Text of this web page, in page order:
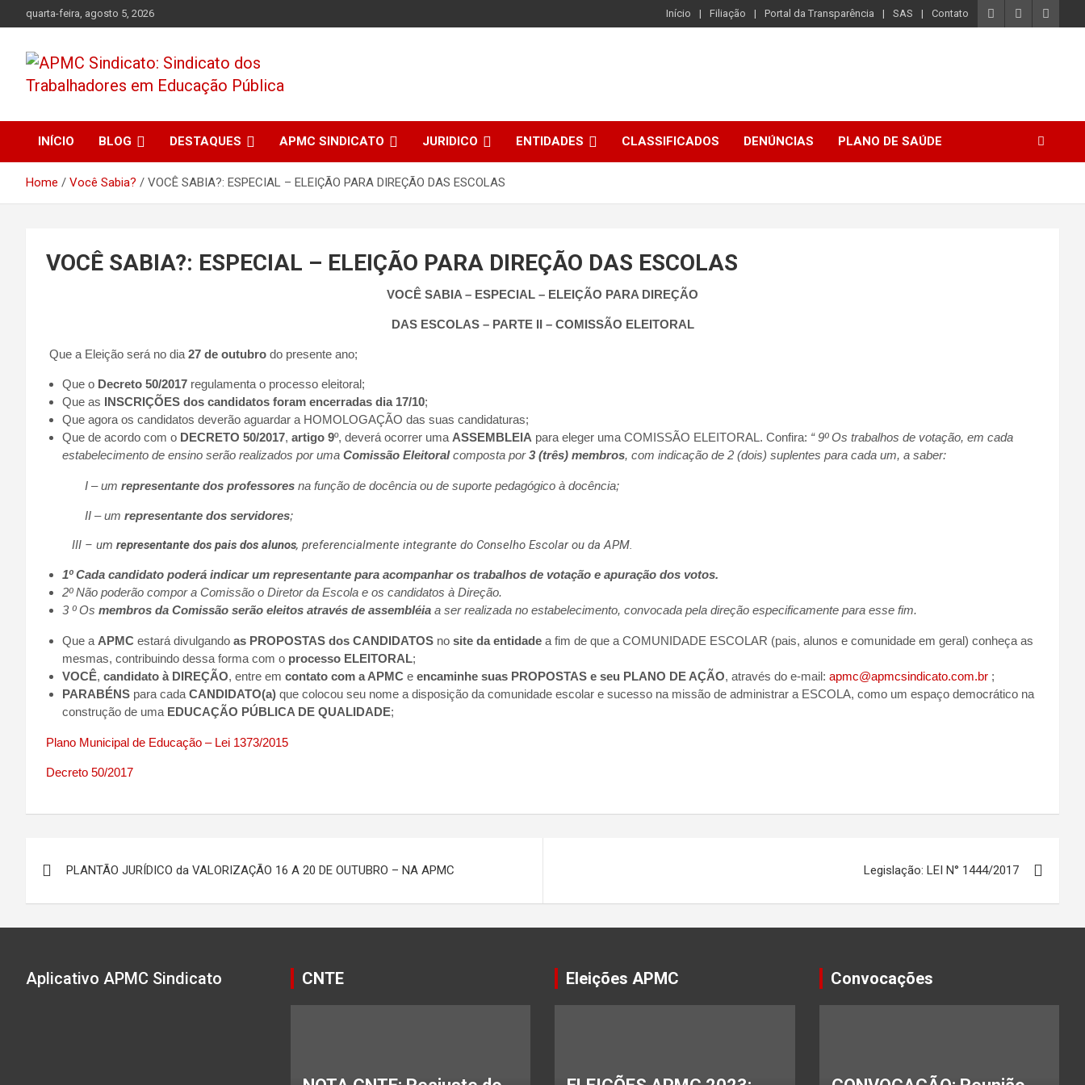
to
quarta-feira, agosto 5, 2026 Início Filiação Portal da Transparência SAS Contato
APMC Sindicato:
Sindicato dos
Trabalhadores em
Educação Pública
município de Colombo, Estado do Paraná. Nenhum Direito a
Menos!
INÍCIO BLOG DESTAQUES APMC SINDICATO JURIDICO ENTIDADES CLASSIFICADOS DENÚNCIAS PLANO DE SAÚDE
Home Você Sabia? VOCÊ SABIA?: ESPECIAL – ELEIÇÃO PARA DIREÇÃO DAS ESCOLAS
VOCÊ SABIA?: ESPECIAL – ELEIÇÃO PARA DIREÇÃO DAS ESCOLAS
VOCÊ SABIA – ESPECIAL – ELEIÇÃO PARA DIREÇÃO
DAS ESCOLAS – PARTE II – COMISSÃO ELEITORAL
Que a Eleição será no dia 27 de outubro do presente ano;
Que o Decreto 50/2017 regulamenta o processo eleitoral;
Que as INSCRIÇÕES dos candidatos foram encerradas dia 17/10;
Que agora os candidatos deverão aguardar a HOMOLOGAÇÃO das suas candidaturas;
Que de acordo com o DECRETO 50/2017, artigo 9º, deverá ocorrer uma ASSEMBLEIA para eleger uma COMISSÃO ELEITORAL. Confira: “9º Os trabalhos de votação, em cada
estabelecimento de ensino serão realizados por uma Comissão Eleitoralcomposta por3 (três) membros, com indicação de 2 (dois) suplentes para cada um, a saber:
I – um representante dos professores na função de docência ou de suporte pedagógico à docência;
II – um representante dos servidores;
III – um representante dos pais dos alunos, preferencialmente integrante do Conselho Escolar ou da APM.
1º Cada candidato poderá indicar um representante para acompanhar os trabalhos de votação e apuração dos votos.
2º Não poderão compor a Comissão o Diretor da Escola e os candidatos à Direção.
3 º Os membros da Comissão serão eleitos através de assembléia a ser realizada no estabelecimento, convocada pela direção especificamente para esse fim.
Que a APMC estará divulgando as PROPOSTAS dos CANDIDATOS no site da entidade a fim de que a COMUNIDADE ESCOLAR (pais, alunos e comunidade em geral) conheça as
mesmas, contribuindo dessa forma com o processo ELEITORAL;
VOCÊ, candidato à DIREÇÃO, entre em contato com a APMC e encaminhe suas PROPOSTAS e seu PLANO DE AÇÃO, através do e-mail: apmc@apmcsindicato.com.br ;
PARABÉNS para cada CANDIDATO(a) que colocou seu nome a disposição da comunidade escolar e sucesso na missão de administrar a ESCOLA, como um espaço democrático na
construção de uma EDUCAÇÃO PÚBLICA DE QUALIDADE;
Plano Municipal de Educação – Lei 1373/2015
Decreto 50/2017
de
Post
PLANTÃO JURÍDICO da VALORIZAÇÃO 16 A 20 DE OUTUBRO – NA APMC Legislação: LEI N° 1444/2017
Aplicativo APMC Sindicato CNTE Eleições APMC Convocações